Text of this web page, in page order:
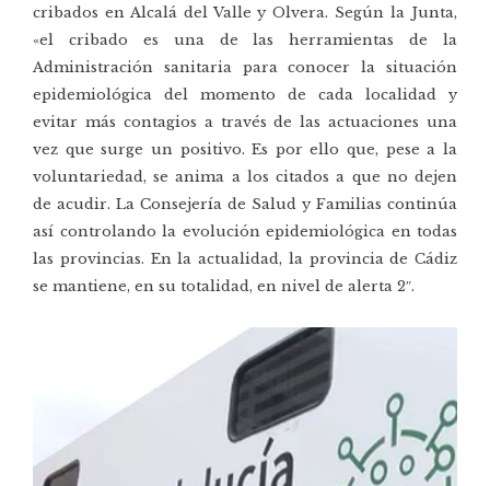
cribados en Alcalá del Valle y Olvera. Según la Junta,
«el cribado es una de las herramientas de la
Administración sanitaria para conocer la situación
epidemiológica del momento de cada localidad y
evitar más contagios a través de las actuaciones una
vez que surge un positivo. Es por ello que, pese a la
voluntariedad, se anima a los citados a que no dejen
de acudir. La Consejería de Salud y Familias continúa
así controlando la evolución epidemiológica en todas
las provincias. En la actualidad, la provincia de Cádiz
se mantiene, en su totalidad, en nivel de alerta 2″.